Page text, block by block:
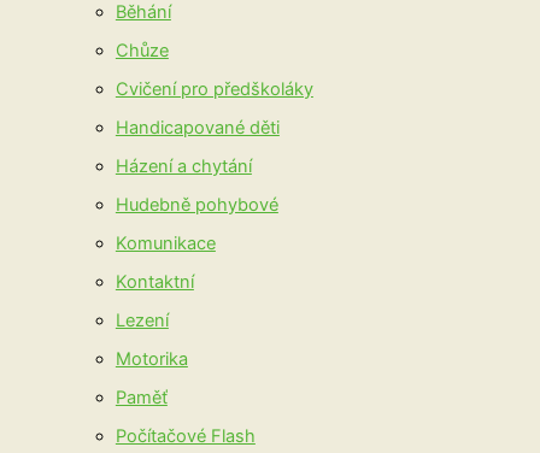
Běhání
Chůze
Cvičení pro předškoláky
Handicapované děti
Házení a chytání
Hudebně pohybové
Komunikace
Kontaktní
Lezení
Motorika
Paměť
Počítačové Flash